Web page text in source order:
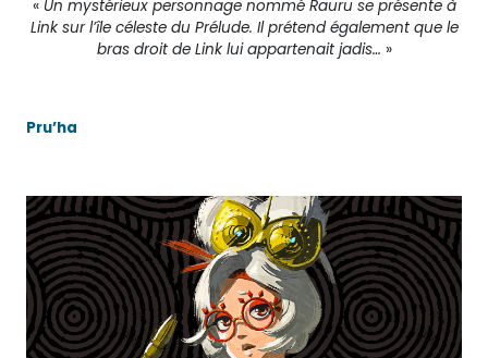
« Un mystérieux personnage nommé Rauru se présente à
Link sur l’île céleste du Prélude. Il prétend également que le
bras droit de Link lui appartenait jadis… »
Pru’ha